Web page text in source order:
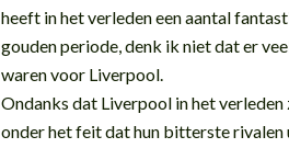
heeft in het verleden een aantal
gouden periode, denk ik niet dat er
waren voor Liverpool.
Ondanks dat Liverpool in het
onder het feit dat hun bitterste rivalen